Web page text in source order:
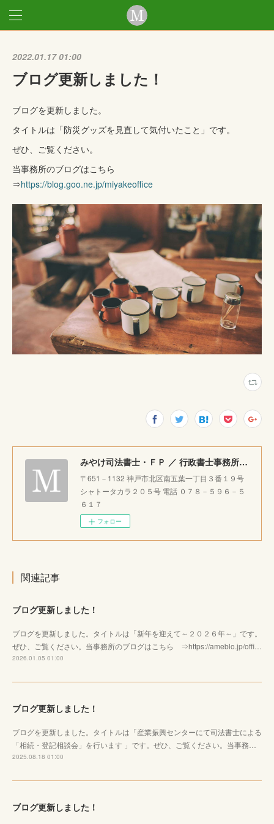
2022.01.17 01:00
ブログ更新しました！
ブログを更新しました。
タイトルは「防災グッズを見直して気付いたこと」です。
ぜひ、ご覧ください。
当事務所のブログはこちら
⇒https://blog.goo.ne.jp/miyakeoffice
みやけ司法書士・ＦＰ ／ 行政書士事務所 ｜神戸市北区で相続・成年後見・生前整理のご相談をお受けしています。
〒651－1132 神戸市北区南五葉一丁目３番１９号
シャトータカラ２０５号 電話 ０７８－５９６－５
６１７
フォロー
関連記事
ブログ更新しました！
ブログを更新しました。タイトルは「新年を迎えて～２０２６年～」です。
ぜひ、ご覧ください。当事務所のブログはこちら ⇒https://ameblo.jp/offi…
2026.01.05 01:00
ブログ更新しました！
ブログを更新しました。タイトルは「産業振興センターにて司法書士による
「相続・登記相談会」を行います 」です。ぜひ、ご覧ください。当事務…
2025.08.18 01:00
ブログ更新しました！